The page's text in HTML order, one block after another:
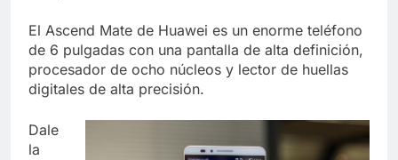
El Ascend Mate de Huawei es un enorme teléfono
de 6 pulgadas con una pantalla de alta definición,
procesador de ocho núcleos y lector de huellas
digitales de alta precisión.
Dale
la